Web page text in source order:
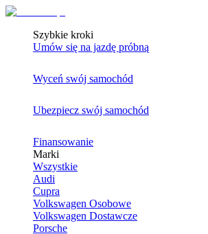
Szybkie kroki
Umów się na jazdę próbną
Wyceń swój samochód
Ubezpiecz swój samochód
Finansowanie
Marki
Wszystkie
Audi
Cupra
Volkswagen Osobowe
Volkswagen Dostawcze
Porsche